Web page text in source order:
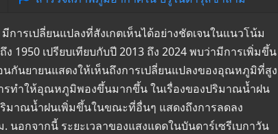
การเปลี่ยนแปลงที่สังเกตเห็นได้อย่างชัดเจนในแนวโน้ม
เปรียบเทียบกับปี 2013 ถึง 2024 พบว่ามีการเพิ่มขึ้น
กันยายนแสดงให้เห็นถึงการเปลี่ยนแปลงของอุณหภูมิที่สูง
รทำให้อุณหภูมิพองขึ้นมากขึ้น ในเรื่องของปริมาณน้ำฝน
มาณน้ำฝนเพิ่มขึ้นในขณะที่อื่นๆ แสดงถึงการลดลง
อกจากนี้ ระยะเวลาของแสงแดดในบันดาร์เซรีเบกาวัน